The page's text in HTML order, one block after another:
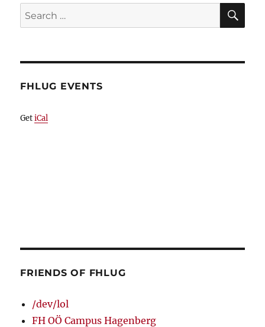
Search
for:
FHLUG EVENTS
GetiCal
FRIENDS OF FHLUG
/dev/lol
FH OÖ Campus Hagenberg